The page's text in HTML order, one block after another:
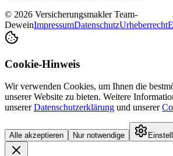
© 2026 Versicherungsmakler Team-
DeweinImpressumDatenschutzUrheberrecht
Cookie-Hinweis
Wir verwenden Cookies, um Ihnen die
unserer Website zu bieten. Weitere
unsererDatenschutzerklärung und unserer
Alle akzeptieren Nur notwendige